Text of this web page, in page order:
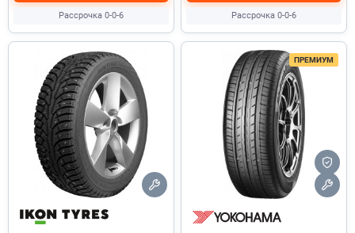
Рассрочка 0-0-6 Рассрочка 0-0-6
ПРЕМИУМ